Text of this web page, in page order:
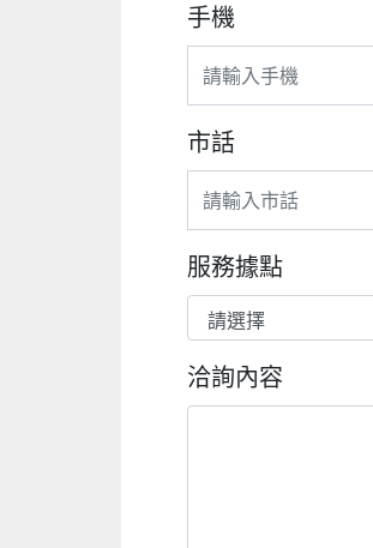
手機
市話
服務據點
洽詢內容